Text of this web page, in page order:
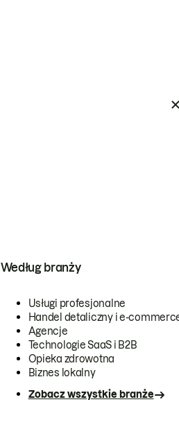
Według branży
Usługi profesjonalne
Handel detaliczny i e-
Agencje
Technologie SaaS i B2B
Opieka zdrowotna
Biznes lokalny
Zobacz wszystkie branże